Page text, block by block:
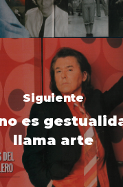
Siguiente
es
llama arte